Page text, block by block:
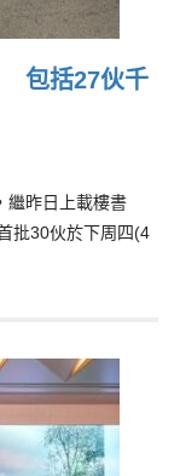
包括27伙千
繼昨日上載樓書
批30伙於下周四(4